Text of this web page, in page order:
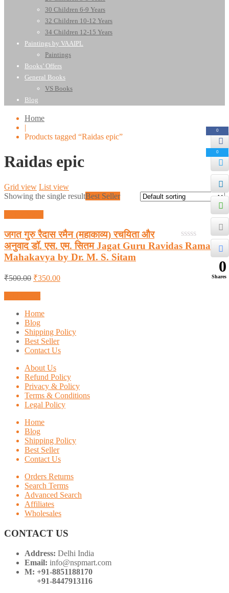
30 Children 6-9 Years
32 Children 10-12 Years
34 Children 12-15 Years
Paintings by VAAIPL
Paintings
Books’ Offers
General Books
VS Books
Blog
Home
|
Products tagged “Raidas epic”
Raidas epic
Grid view List view
Showing the single resultBest Seller
0
जगत गुरु रैदास रमैन (महाकाव्य) रचयिता और
अनुवाद डॉ. एस. एम. सितम Jagat Guru Ravidas Ramain
Mahakavya by Dr. M. S. Sitam
₹500.00 ₹350.00
Home
Blog
Shipping Policy
Best Seller
Contact Us
About Us
Refund Policy
Privacy & Policy
Terms & Conditions
Legal Policy
Home
Blog
Shipping Policy
Best Seller
Contact Us
Orders Returns
Search Terms
Advanced Search
Affiliates
Wholesales
CONTACT US
Address: Delhi India
Email: info@nspmart.com
M: +91-8851188170
+91-8447913116
0
0
0
Shares